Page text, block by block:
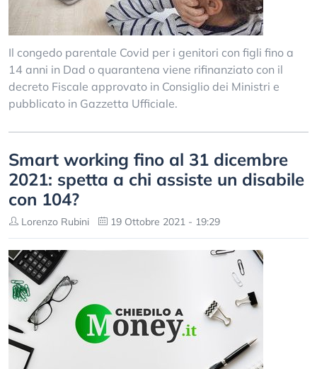
Il congedo parentale Covid per i genitori con figli fino a
14 anni in Dad o quarantena viene rifinanziato con il
decreto Fiscale approvato in Consiglio dei Ministri e
pubblicato in Gazzetta Ufficiale.
Smart working fino al 31 dicembre
2021: spetta a chi assiste un disabile
con 104?
Lorenzo Rubini 19 Ottobre 2021 - 19:29